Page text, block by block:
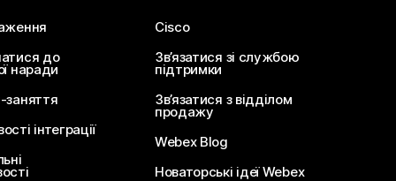
до
наради
заняття
інтеграції
Cisco
Зв’язатися зі службою
підтримки
Зв’язатися з відділом
продажу
Webex Blog
Новаторські ідеї Webex